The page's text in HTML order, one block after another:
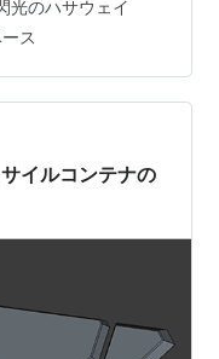
キャナルシティ博
オープン日：2019
ン…
光のハサウェイ
ス
イルコンテナの